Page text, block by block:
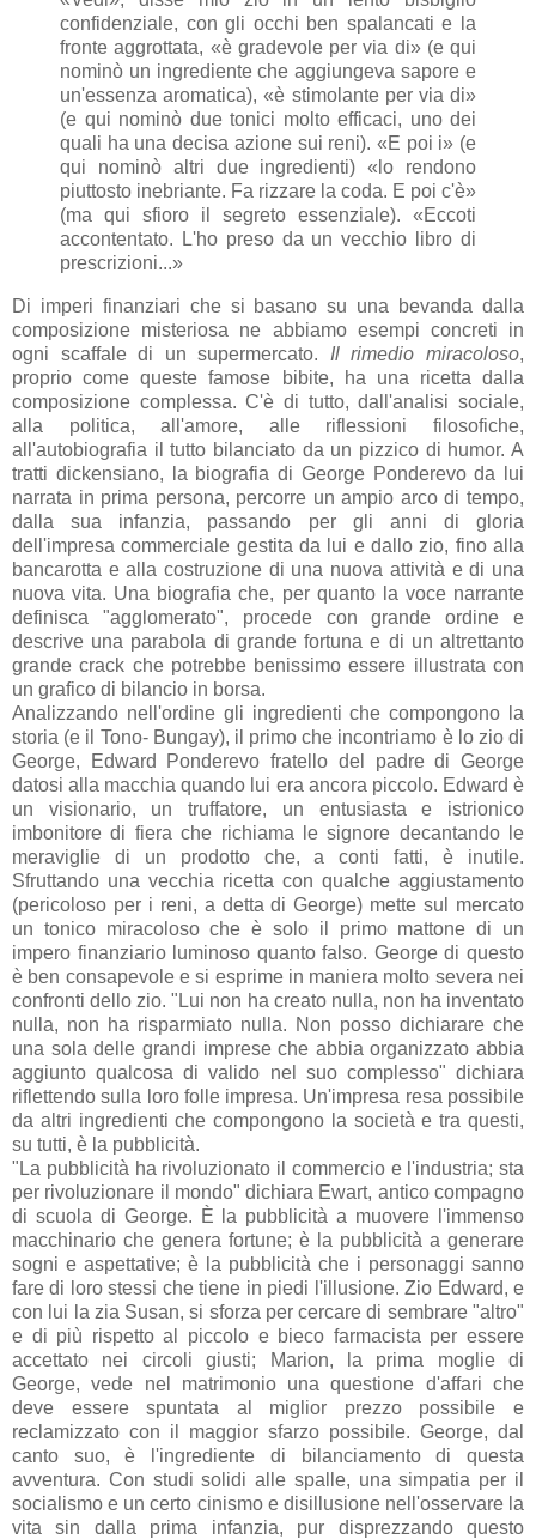
confidenziale, con gli occhi ben spalancati e la
fronte aggrottata, «è gradevole per via di» (e qui
nominò un ingrediente che aggiungeva sapore e
un'essenza aromatica), «è stimolante per via di»
(e qui nominò due tonici molto efficaci, uno dei
quali ha una decisa azione sui reni). «E poi i» (e
qui nominò altri due ingredienti) «lo rendono
piuttosto inebriante. Fa rizzare la coda. E poi c'è»
(ma qui sfioro il segreto essenziale). «Eccoti
accontentato. L'ho preso da un vecchio libro di
prescrizioni...»
Di imperi finanziari che si basano su una bevanda dalla
composizione misteriosa ne abbiamo esempi concreti in
ogni scaffale di un supermercato. Il rimedio miracoloso,
proprio come queste famose bibite, ha una ricetta dalla
composizione complessa. C'è di tutto, dall'analisi sociale,
alla politica, all'amore, alle riflessioni filosofiche,
all'autobiografia il tutto bilanciato da un pizzico di humor. A
tratti dickensiano, la biografia di George Ponderevo da lui
narrata in prima persona, percorre un ampio arco di tempo,
dalla sua infanzia, passando per gli anni di gloria
dell'impresa commerciale gestita da lui e dallo zio, fino alla
bancarotta e alla costruzione di una nuova attività e di una
nuova vita. Una biografia che, per quanto la voce narrante
definisca "agglomerato", procede con grande ordine e
descrive una parabola di grande fortuna e di un altrettanto
grande crack che potrebbe benissimo essere illustrata con
un grafico di bilancio in borsa.
Analizzando nell'ordine gli ingredienti che compongono la
storia (e il Tono- Bungay), il primo che incontriamo è lo zio di
George, Edward Ponderevo fratello del padre di George
datosi alla macchia quando lui era ancora piccolo. Edward è
un visionario, un truffatore, un entusiasta e istrionico
imbonitore di fiera che richiama le signore decantando le
meraviglie di un prodotto che, a conti fatti, è inutile.
Sfruttando una vecchia ricetta con qualche aggiustamento
(pericoloso per i reni, a detta di George) mette sul mercato
un tonico miracoloso che è solo il primo mattone di un
impero finanziario luminoso quanto falso. George di questo
è ben consapevole e si esprime in maniera molto severa nei
confronti dello zio. "Lui non ha creato nulla, non ha inventato
nulla, non ha risparmiato nulla. Non posso dichiarare che
una sola delle grandi imprese che abbia organizzato abbia
aggiunto qualcosa di valido nel suo complesso" dichiara
riflettendo sulla loro folle impresa. Un'impresa resa possibile
da altri ingredienti che compongono la società e tra questi,
su tutti, è la pubblicità.
"La pubblicità ha rivoluzionato il commercio e l'industria; sta
per rivoluzionare il mondo" dichiara Ewart, antico compagno
di scuola di George. È la pubblicità a muovere l'immenso
macchinario che genera fortune; è la pubblicità a generare
sogni e aspettative; è la pubblicità che i personaggi sanno
fare di loro stessi che tiene in piedi l'illusione. Zio Edward, e
con lui la zia Susan, si sforza per cercare di sembrare "altro"
e di più rispetto al piccolo e bieco farmacista per essere
accettato nei circoli giusti; Marion, la prima moglie di
George, vede nel matrimonio una questione d'affari che
deve essere spuntata al miglior prezzo possibile e
reclamizzato con il maggior sfarzo possibile. George, dal
canto suo, è l'ingrediente di bilanciamento di questa
avventura. Con studi solidi alle spalle, una simpatia per il
socialismo e un certo cinismo e disillusione nell'osservare la
vita sin dalla prima infanzia, pur disprezzando questo